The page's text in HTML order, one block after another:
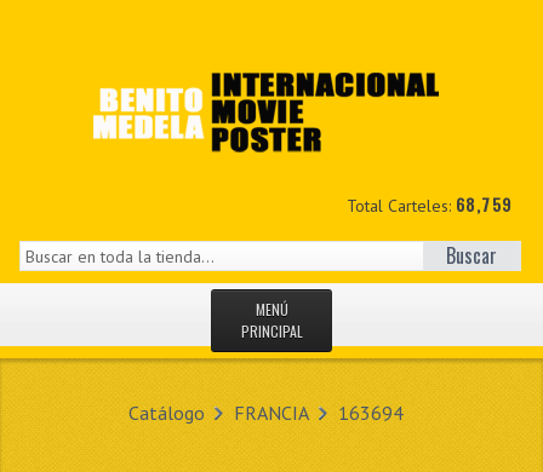
Total Carteles: 68,759
Buscar
MENÚ
PRINCIPAL
Catálogo FRANCIA 163694